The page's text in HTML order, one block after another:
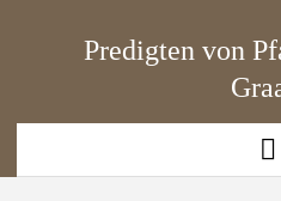
Predigten von